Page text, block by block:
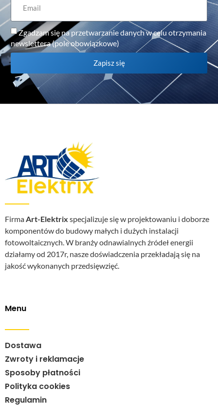
Zgadzam się na przetwarzanie danych w celu otrzymania
newslettera (pole obowiązkowe)
Zapisz się
FirmaArt-Elektrix specjalizuje się w projektowaniu i doborze
komponentów do budowy małych i dużych instalacji
fotowoltaicznych. W branży odnawialnych źródeł energii
działamy od 2017r, nasze doświadczenia przekładają się na
jakość wykonanych przedsięwzięć.
Menu
Dostawa
Zwroty i reklamacje
Sposoby płatności
Polityka cookies
Regulamin